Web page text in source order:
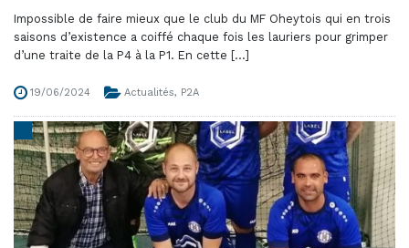
Impossible de faire mieux que le club du MF Oheytois qui en trois
saisons d’existence a coiffé chaque fois les lauriers pour grimper
d’une traite de la P4 à la P1. En cette [...]
19/06/2024 Actualités, P2A